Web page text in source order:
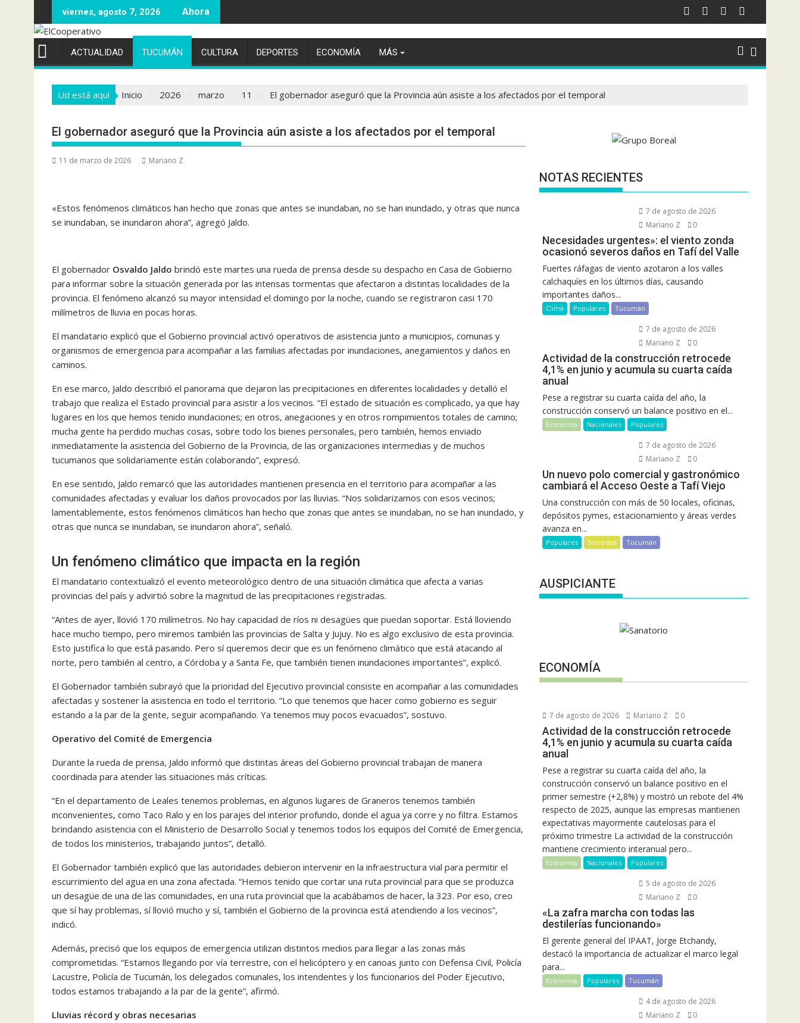
al
contenido
viernes, agosto 7, 2026
ACTUALIDAD TUCUMÁN CULTURA DEPORTES ECONOMÍA MÁS
Ud está aquí Inicio 2026 marzo 11 El gobernador aseguró que la Provincia aún asiste a los afectados por el temporal
El gobernador aseguró que la Provincia aún asiste a los afectados por el temporal
11 de marzo de 2026 Mariano Z
«Estos fenómenos climáticos han hecho que zonas que antes se inundaban, no se han inundado, y otras que nunca
se inundaban, se inundaron ahora”, agregó Jaldo.
El gobernador Osvaldo Jaldo brindó este martes una rueda de prensa desde su despacho en Casa de Gobierno
para informar sobre la situación generada por las intensas tormentas que afectaron a distintas localidades de la
provincia. El fenómeno alcanzó su mayor intensidad el domingo por la noche, cuando se registraron casi 170
milímetros de lluvia en pocas horas.
El mandatario explicó que el Gobierno provincial activó operativos de asistencia junto a municipios, comunas y
organismos de emergencia para acompañar a las familias afectadas por inundaciones, anegamientos y daños en
caminos.
En ese marco, Jaldo describió el panorama que dejaron las precipitaciones en diferentes localidades y detalló el
trabajo que realiza el Estado provincial para asistir a los vecinos. “El estado de situación es complicado, ya que hay
lugares en los que hemos tenido inundaciones; en otros, anegaciones y en otros rompimientos totales de camino;
mucha gente ha perdido muchas cosas, sobre todo los bienes personales, pero también, hemos enviado
inmediatamente la asistencia del Gobierno de la Provincia, de las organizaciones intermedias y de muchos
tucumanos que solidariamente están colaborando”, expresó.
En ese sentido, Jaldo remarcó que las autoridades mantienen presencia en el territorio para acompañar a las
comunidades afectadas y evaluar los daños provocados por las lluvias. “Nos solidarizamos con esos vecinos;
lamentablemente, estos fenómenos climáticos han hecho que zonas que antes se inundaban, no se han inundado, y
otras que nunca se inundaban, se inundaron ahora”, señaló.
Un fenómeno climático que impacta en la región
El mandatario contextualizó el evento meteorológico dentro de una situación climática que afecta a varias
provincias del país y advirtió sobre la magnitud de las precipitaciones registradas.
“Antes de ayer, llovió 170 milímetros. No hay capacidad de ríos ni desagües que puedan soportar. Está lloviendo
hace mucho tiempo, pero miremos también las provincias de Salta y Jujuy. No es algo exclusivo de esta provincia.
Esto justifica lo que está pasando. Pero sí queremos decir que es un fenómeno climático que está atacando al
norte, pero también al centro, a Córdoba y a Santa Fe, que también tienen inundaciones importantes”, explicó.
El Gobernador también subrayó que la prioridad del Ejecutivo provincial consiste en acompañar a las comunidades
afectadas y sostener la asistencia en todo el territorio. “Lo que tenemos que hacer como gobierno es seguir
estando a la par de la gente, seguir acompañando. Ya tenemos muy pocos evacuados”, sostuvo.
Operativo del Comité de Emergencia
Durante la rueda de prensa, Jaldo informó que distintas áreas del Gobierno provincial trabajan de manera
coordinada para atender las situaciones más críticas.
“En el departamento de Leales tenemos problemas, en algunos lugares de Graneros tenemos también
inconvenientes, como Taco Ralo y en los parajes del interior profundo, donde el agua ya corre y no filtra. Estamos
brindando asistencia con el Ministerio de Desarrollo Social y tenemos todos los equipos del Comité de Emergencia,
de todos los ministerios, trabajando juntos”, detalló.
El Gobernador también explicó que las autoridades debieron intervenir en la infraestructura vial para permitir el
escurrimiento del agua en una zona afectada. “Hemos tenido que cortar una ruta provincial para que se produzca
un desagüe de una de las comunidades, en una ruta provincial que la acabábamos de hacer, la 323. Por eso, creo
que sí hay problemas, sí llovió mucho y sí, también el Gobierno de la provincia está atendiendo a los vecinos”,
indicó.
Además, precisó que los equipos de emergencia utilizan distintos medios para llegar a las zonas más
comprometidas. “Estamos llegando por vía terrestre, con el helicóptero y en canoas junto con Defensa Civil, Policía
Lacustre, Policía de Tucumán, los delegados comunales, los intendentes y los funcionarios del Poder Ejecutivo,
todos estamos trabajando a la par de la gente”, afirmó.
Lluvias récord y obras necesarias
NOTAS RECIENTES
7 de agosto de 2026
Mariano Z
0
Necesidades urgentes»: el viento zonda
ocasionó severos daños en Tafí del Valle
Fuertes ráfagas de viento azotaron a los valles
calchaquíes en los últimos días, causando
importantes daños...
Clima Populares Tucumán
7 de agosto de 2026
Mariano Z
0
Actividad de la construcción retrocede
4,1% en junio y acumula su cuarta caída
anual
Pese a registrar su cuarta caída del año, la
construcción conservó un balance positivo en el...
Economía Nacionales Populares
7 de agosto de 2026
Mariano Z
0
Un nuevo polo comercial y gastronómico
cambiará el Acceso Oeste a Tafí Viejo
Una construcción con más de 50 locales, oficinas,
depósitos pymes, estacionamiento y áreas verdes
avanza en...
Populares Sociedad Tucumán
AUSPICIANTE
ECONOMÍA
7 de agosto de 2026 Mariano Z 0
Actividad de la construcción retrocede
4,1% en junio y acumula su cuarta caída
anual
Pese a registrar su cuarta caída del año, la
construcción conservó un balance positivo en el
primer semestre (+2,8%) y mostró un rebote del 4%
respecto de 2025, aunque las empresas mantienen
expectativas mayormente cautelosas para el
próximo trimestre La actividad de la construcción
mantiene crecimiento interanual pero...
Economía Nacionales Populares
5 de agosto de 2026
Mariano Z
0
«La zafra marcha con todas las
destilerías funcionando»
El gerente general del IPAAT, Jorge Etchandy,
destacó la importancia de actualizar el marco legal
para...
Economía Populares Tucumán
4 de agosto de 2026
Mariano Z
0